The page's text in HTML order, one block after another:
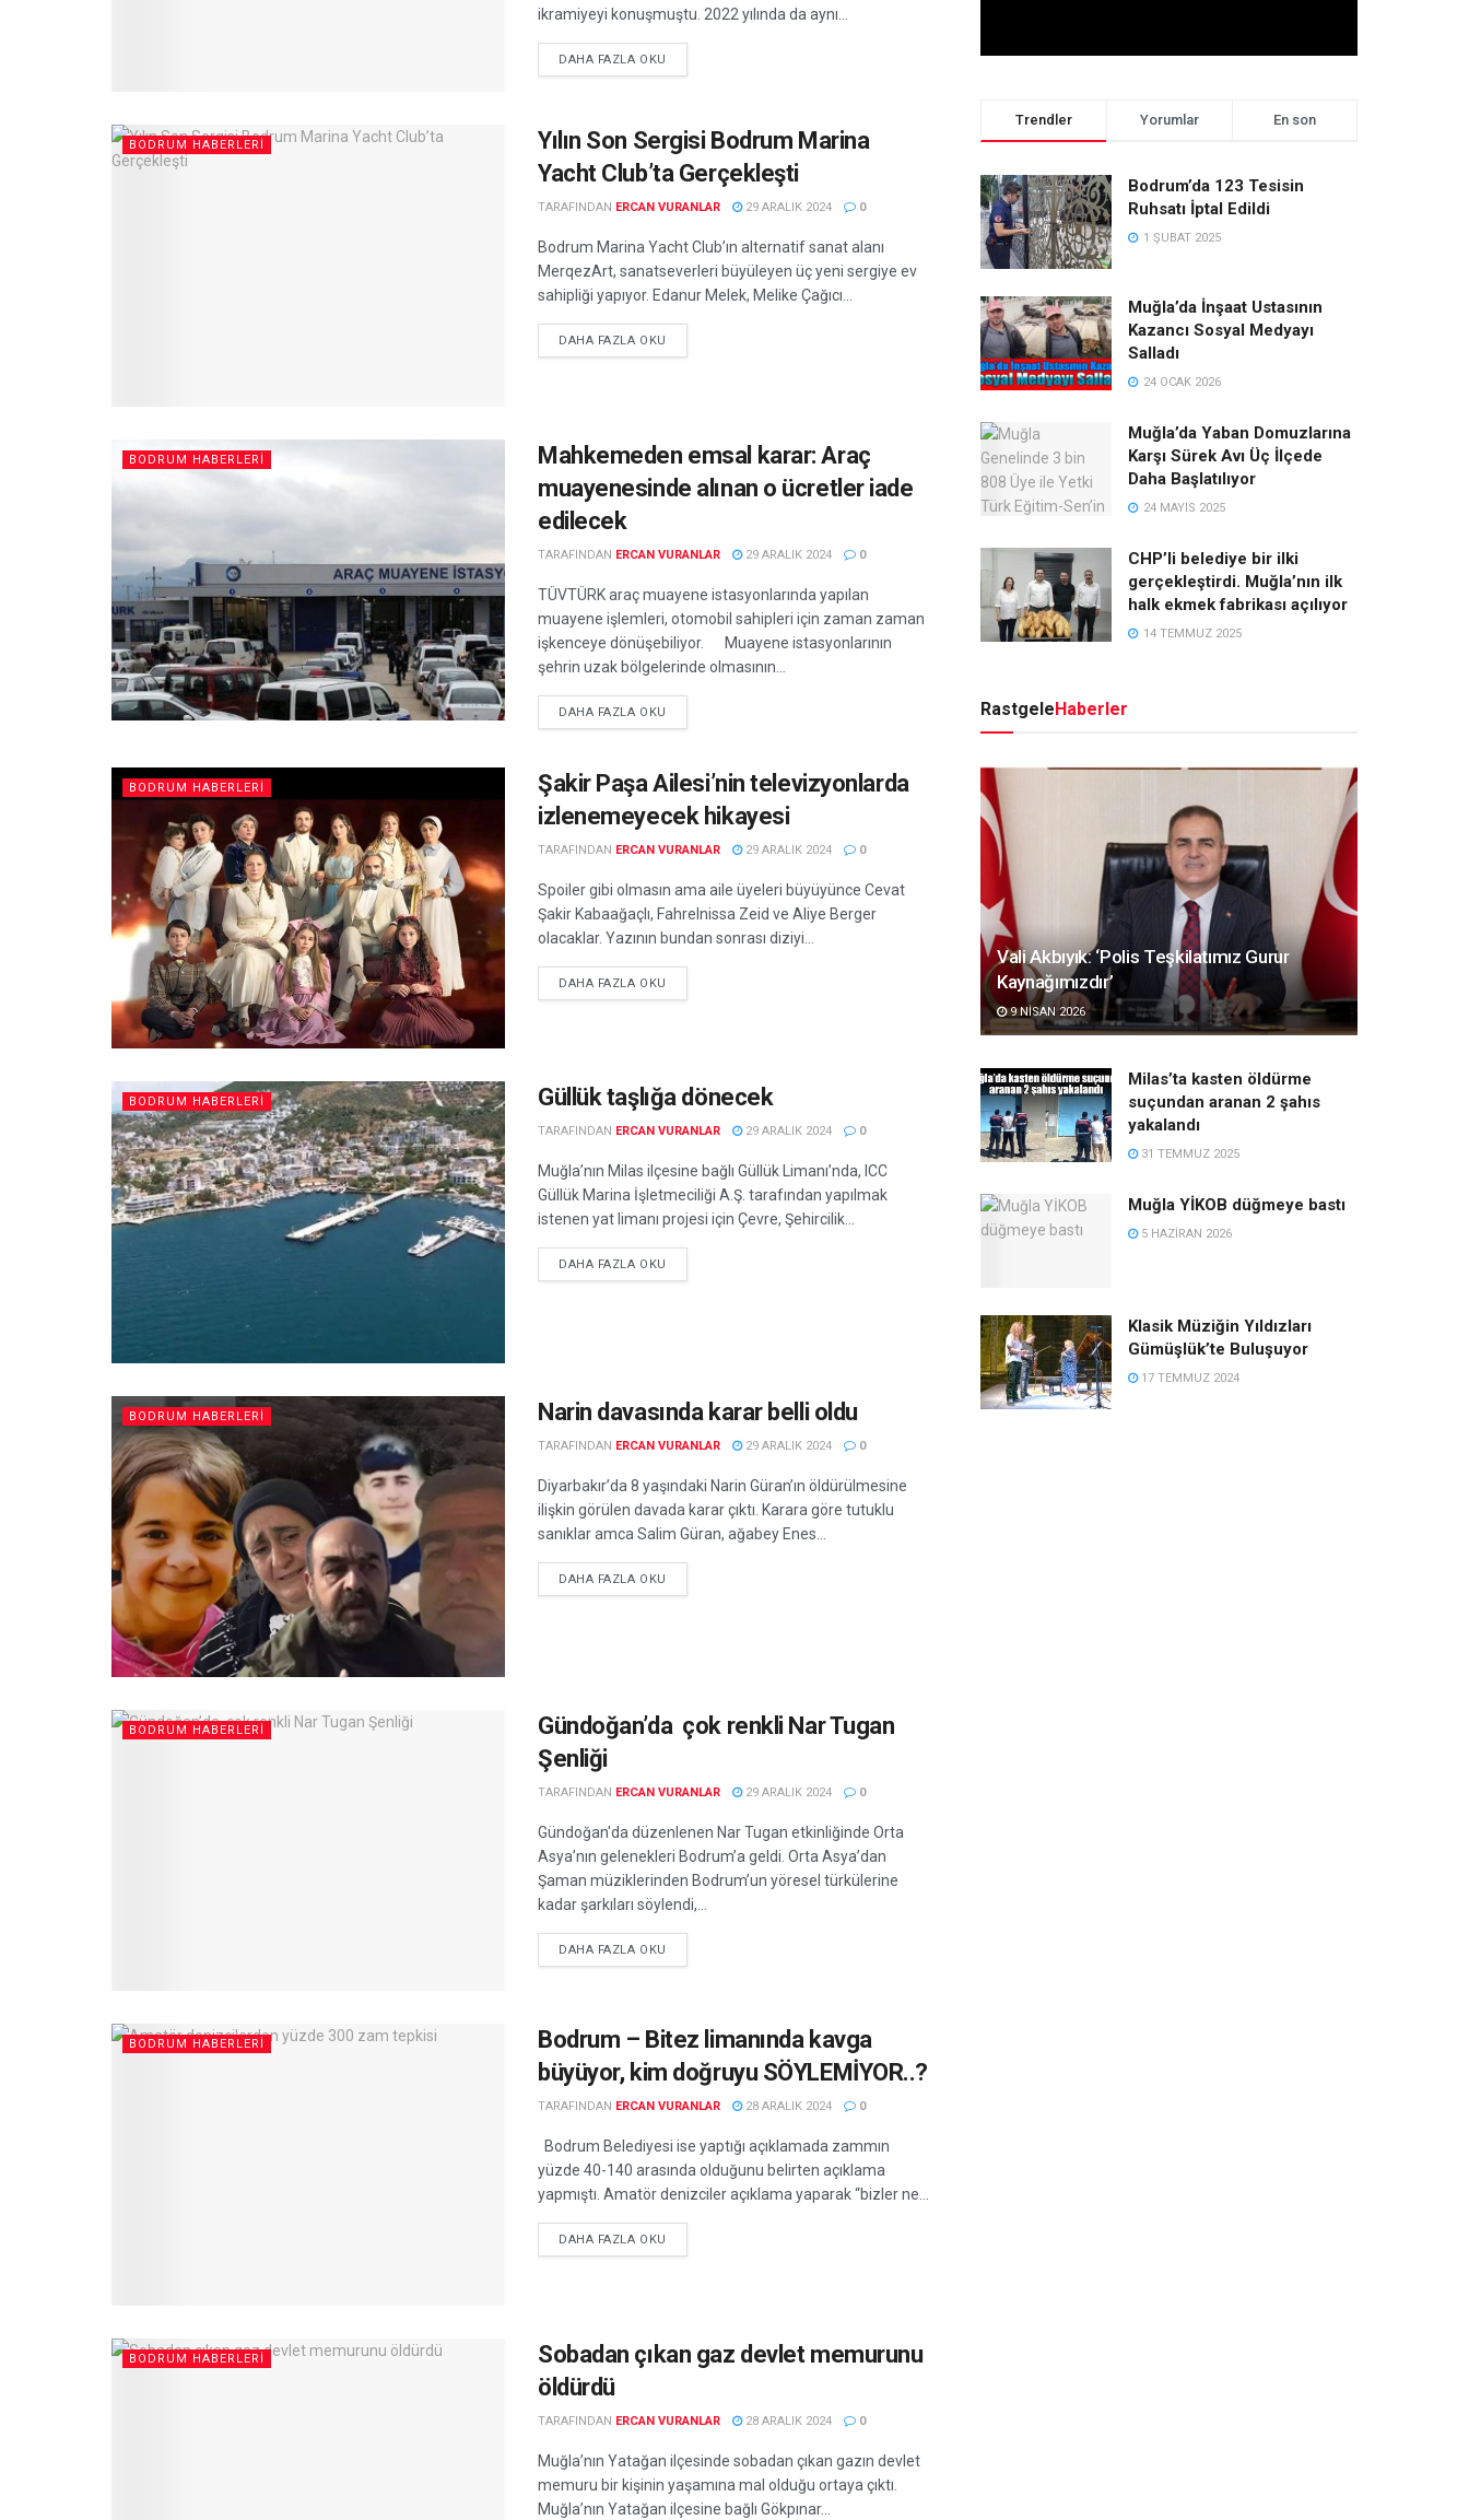
ikramiyeyi konuşmuştu. 2022 yılında da aynı...
DAHA FAZLA OKU
BODRUM HABERLERI
Yılın Son Sergisi Bodrum Marina
Yacht Club’ta Gerçekleşti
TARAFINDAN ERCAN VURANLAR 29 ARALIK 2024 0
Bodrum Marina Yacht Club’ın alternatif sanat alanı
MerqezArt, sanatseverleri büyüleyen üç yeni sergiye ev
sahipliği yapıyor. Edanur Melek, Melike Çağıcı...
DAHA FAZLA OKU
BODRUM HABERLERI
Mahkemeden emsal karar: Araç
muayenesinde alınan o ücretler iade
edilecek
TARAFINDAN ERCAN VURANLAR 29 ARALIK 2024 0
TÜVTÜRK araç muayene istasyonlarında yapılan
muayene işlemleri, otomobil sahipleri için zaman zaman
işkenceye dönüşebiliyor. Muayene istasyonlarının
şehrin uzak bölgelerinde olmasının...
DAHA FAZLA OKU
BODRUM HABERLERI
Şakir Paşa Ailesi’nin televizyonlarda
izlenemeyecek hikayesi
TARAFINDAN ERCAN VURANLAR 29 ARALIK 2024 0
Spoiler gibi olmasın ama aile üyeleri büyüyünce Cevat
Şakir Kabaağaçlı, Fahrelnissa Zeid ve Aliye Berger
olacaklar. Yazının bundan sonrası diziyi...
DAHA FAZLA OKU
BODRUM HABERLERI Güllük taşlığa dönecek
TARAFINDAN ERCAN VURANLAR 29 ARALIK 2024 0
Muğla’nın Milas ilçesine bağlı Güllük Limanı’nda, ICC
Güllük Marina İşletmeciliği A.Ş. tarafından yapılmak
istenen yat limanı projesi için Çevre, Şehircilik...
DAHA FAZLA OKU
BODRUM HABERLERI Narin davasında karar belli oldu
TARAFINDAN ERCAN VURANLAR 29 ARALIK 2024 0
Diyarbakır’da 8 yaşındaki Narin Güran’ın öldürülmesine
ilişkin görülen davada karar çıktı. Karara göre tutuklu
sanıklar amca Salim Güran, ağabey Enes...
DAHA FAZLA OKU
BODRUM HABERLERI
Gündoğan’da çok renkli Nar Tugan
Şenliği
TARAFINDAN ERCAN VURANLAR 29 ARALIK 2024 0
Gündoğan'da düzenlenen Nar Tugan etkinliğinde Orta
Asya’nın gelenekleri Bodrum’a geldi. Orta Asya’dan
Şaman müziklerinden Bodrum’un yöresel türkülerine
kadar şarkıları söylendi,...
DAHA FAZLA OKU
BODRUM HABERLERI
Bodrum – Bitez limanında kavga
büyüyor, kim doğruyu SÖYLEMİYOR..?
TARAFINDAN ERCAN VURANLAR 28 ARALIK 2024 0
Bodrum Belediyesi ise yaptığı açıklamada zammın
yüzde 40-140 arasında olduğunu belirten açıklama
yapmıştı. Amatör denizciler açıklama yaparak “bizler ne...
DAHA FAZLA OKU
BODRUM HABERLERI
Sobadan çıkan gaz devlet memurunu
öldürdü
TARAFINDAN ERCAN VURANLAR 28 ARALIK 2024 0
Muğla’nın Yatağan ilçesinde sobadan çıkan gazın devlet
memuru bir kişinin yaşamına mal olduğu ortaya çıktı.
Muğla’nın Yatağan ilçesine bağlı Gökpınar...
Trendler Yorumlar En son
Bodrum’da 123 Tesisin
Ruhsatı İptal Edildi
1 ŞUBAT 2025
Muğla’da İnşaat Ustasının
Kazancı Sosyal Medyayı
Salladı
24 OCAK 2026
Muğla’da Yaban Domuzlarına
Karşı Sürek Avı Üç İlçede
Daha Başlatılıyor
24 MAYIS 2025
CHP’li belediye bir ilki
gerçekleştirdi. Muğla’nın ilk
halk ekmek fabrikası açılıyor
14 TEMMUZ 2025
RastgeleHaberler
Vali Akbıyık: ‘Polis Teşkilatımız Gurur
Kaynağımızdır’
9 NISAN 2026
Milas’ta kasten öldürme
suçundan aranan 2 şahıs
yakalandı
31 TEMMUZ 2025
Muğla YİKOB düğmeye bastı
5 HAZIRAN 2026
Klasik Müziğin Yıldızları
Gümüşlük’te Buluşuyor
17 TEMMUZ 2024